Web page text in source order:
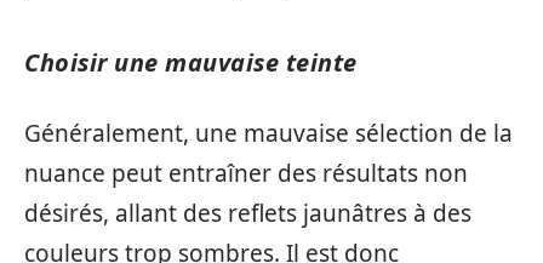
Choisir une mauvaise teinte
Généralement, une mauvaise sélection de la
nuance peut entraîner des résultats non
désirés, allant des reflets jaunâtres à des
couleurs trop sombres. Il est donc